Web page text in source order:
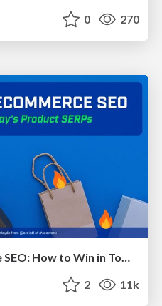
0 270
The State of eCommerce SEO: How to Win in Today's Products SERPs - #SEOweek
2 11k